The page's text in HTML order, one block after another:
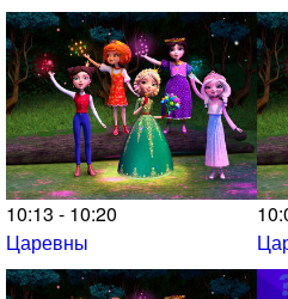
10:13 - 10:20
Царевны